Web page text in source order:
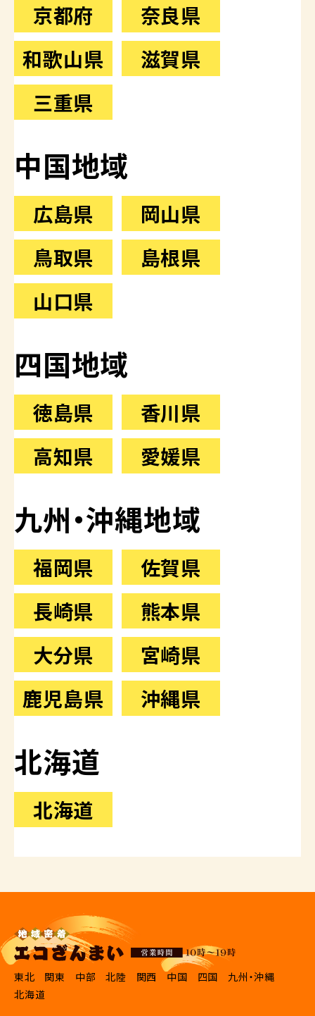
京都府
奈良県
和歌山県
滋賀県
三重県
中国地域
広島県
岡山県
鳥取県
島根県
山口県
四国地域
徳島県
香川県
高知県
愛媛県
九州・沖縄地域
福岡県
佐賀県
長崎県
熊本県
大分県
宮崎県
鹿児島県
沖縄県
北海道
北海道
東北 関東 中部 北陸 関西 中国 四国
九州・沖縄
北海道